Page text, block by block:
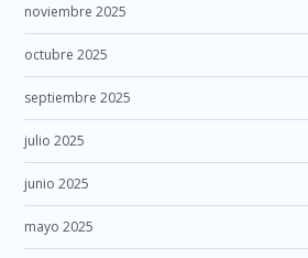
noviembre 2025
octubre 2025
septiembre 2025
julio 2025
junio 2025
mayo 2025